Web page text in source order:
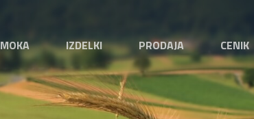
MOKA IZDELKI PRODAJA CENIK